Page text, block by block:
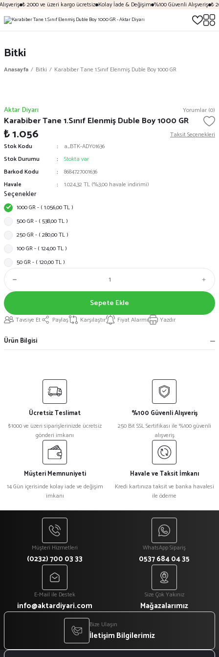
₺ 2000 ve üzeri kargo ücretsiz Kolay İade & Değişim %100 Güvenli Alışveriş ₺
Bitki
Anasayfa Bitki Karabiber Tane 1.Sınıf Elenmiş Duble Boy 1000 GR
Aktar Diyarı Yorumlar (0)
Karabiber Tane 1.Sınıf Elenmiş Duble Boy 1000 GR
₺ 1.056
Taksit Seçenekleri
Stok Kodu
a_BTK-ADY01636
Stok Durumu
Stokta var
Barkod Kodu
8684727001636
Havale
1.024,32 TL (%3,00 havale indirimi)
Seçenekler
1000 GR - ( 1.056,00 TL )
500 GR - ( 538,00 TL )
250 GR - ( 280,00 TL )
100 GR - ( 124,00 TL )
50 GR - ( 120,00 TL )
Sepete Ekle
Tavsiye Et Paylaş Karşılaştır Fiyat Alarmı Yazdır
Ürün Bilgisi
Ücretsiz Teslimat
₺1000 ve üzeri siparişlerinizde ücretsiz
gönderi imkanı
%100 Güvenli Alışveriş
250 Bit SSL Sertifikası ile %100 güvenli
alışveriş
Müşteri Memnuniyeti
14 Gün içerisinde kolay iade ve değişim
imkanı
Havale ve Taksit İmkanı
Kredi kartınıza taksit ve banka havalesi
ile ödeme
Müşteri Hizmetleri
(0232) 700 03 33
WhatsApp Sipariş
0537 684 04 35
E-Mail ile Destek
info@aktardiyari.com
Size Çok Yakınız
Mağazalarımız
Bize Ulaşın
İletişim Bilgilerimiz